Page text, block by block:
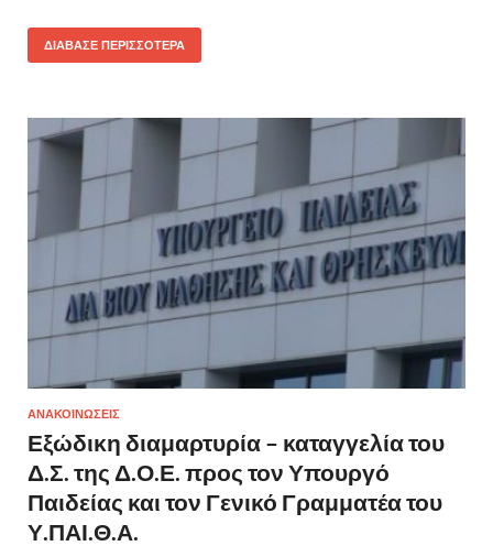
ΔΙΆΒΑΣΕ ΠΕΡΙΣΣΌΤΕΡΑ
ΑΝΑΚΟΙΝΩΣΕΙΣ
Εξώδικη διαμαρτυρία – καταγγελία του
Δ.Σ. της Δ.Ο.Ε. προς τον Υπουργό
Παιδείας και τον Γενικό Γραμματέα του
Υ.ΠΑΙ.Θ.Α.